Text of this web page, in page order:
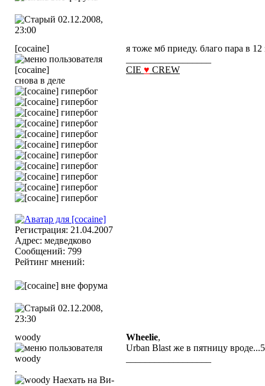
02.12.2008,
23:00
[cocaine]
снова в деле
Регистрация: 21.04.2007
Адрес: медведково
Сообщений: 799
Рейтинг мнений:
я тоже мб приеду. благо пара в 12
CIE ♥ CREW
02.12.2008,
23:30
woody
.
Wheelie,
Urban Blast же в пятницу